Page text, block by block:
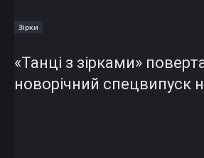
Зірки
«Танці з зірками»
новорічний спецвипуск